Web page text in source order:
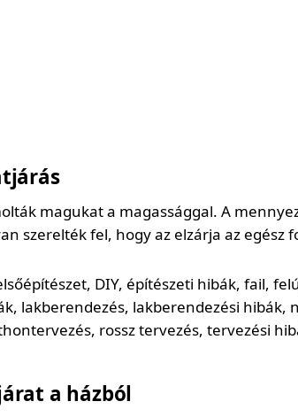
magukat a magassággal. A
szerelték fel, hogy az elzárja az egész
a házból